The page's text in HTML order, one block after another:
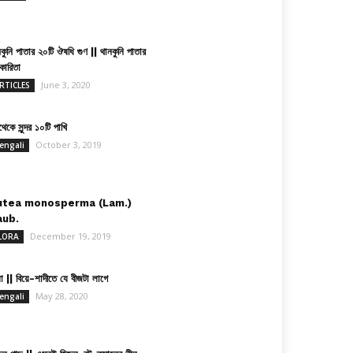
পাতার ২০টি ঔষধি গুণ || থানকুনি পাতার
June 3, 2020
সুন্দর ১০টি পাখি
October 3, 2019
monosperma (Lam.)
December 19, 2019
|| বিয়ে-শাদীতে যে বীজটা লাগে
May 28, 2020